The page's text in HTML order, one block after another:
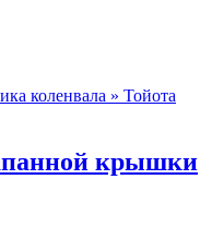
коленвала » Тойота
крышки